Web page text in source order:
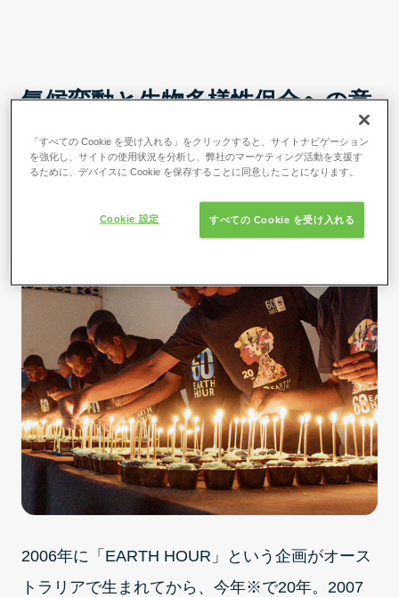
気候変動と生物多様性保全への意
2006年に「EARTH HOUR」という企画がオース
トラリアで生まれてから、今年※で20年。2007
「すべての Cookie を受け入れる」をクリックすると、サイトナビゲーション
を強化し、サイトの使用状況を分析し、弊社のマーケティング活動を支援す
るために、デバイスに Cookie を保存することに同意したことになります。
すべての Cookie を受け入れる
Cookie 設定